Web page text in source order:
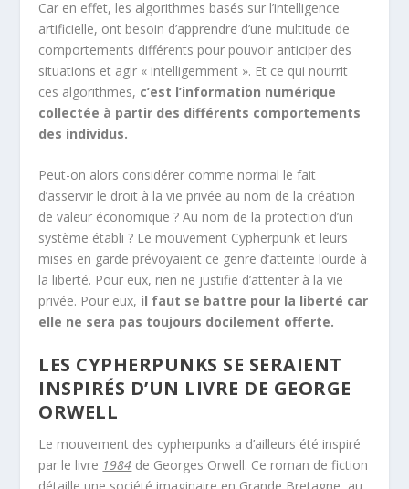
Car en effet, les algorithmes basés sur l’intelligence
artificielle, ont besoin d’apprendre d’une multitude de
comportements différents pour pouvoir anticiper des
situations et agir « intelligemment ». Et ce qui nourrit
ces algorithmes, c’est l’information numérique
collectée à partir des différents comportements
des individus.
Peut-on alors considérer comme normal le fait
d’asservir le droit à la vie privée au nom de la création
de valeur économique ? Au nom de la protection d’un
système établi ? Le mouvement Cypherpunk et leurs
mises en garde prévoyaient ce genre d’atteinte lourde à
la liberté. Pour eux, rien ne justifie d’attenter à la vie
privée. Pour eux, il faut se battre pour la liberté car
elle ne sera pas toujours docilement offerte.
LES CYPHERPUNKS SE SERAIENT
INSPIRÉS D’UN LIVRE DE GEORGE
ORWELL
Le mouvement des cypherpunks a d’ailleurs été inspiré
par le livre 1984 de Georges Orwell. Ce roman de fiction